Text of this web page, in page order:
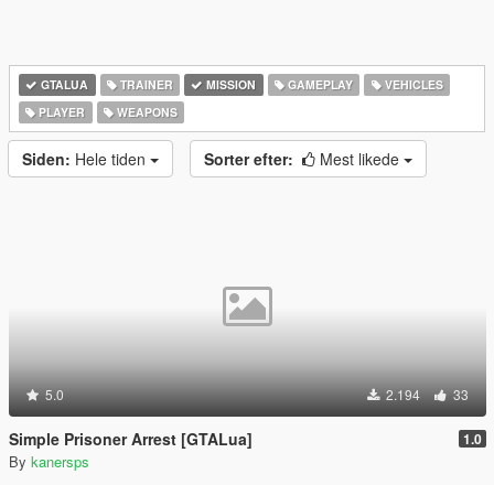
GTALUA TRAINER MISSION GAMEPLAY
VEHICLES
PLAYER
WEAPONS
Siden: Hele tiden Sorter efter: Mest likede
5.0 2.194 33
Simple Prisoner Arrest [GTALua] 1.0
By kanersps